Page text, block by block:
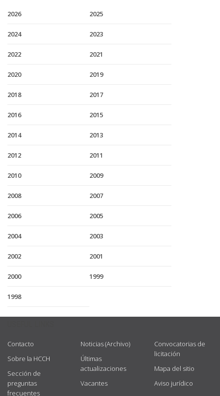
2026 2025
2024 2023
2022 2021
2020 2019
2018 2017
2016 2015
2014 2013
2012 2011
2010 2009
2008 2007
2006 2005
2004 2003
2002 2001
2000 1999
1998
Contacto
Sobre la HCCH
Sección de
preguntas
frecuentes
Noticias (Archivo)
Últimas
actualizaciones
Vacantes
Convocatorias de
licitación
Mapa del sitio
Aviso jurídico